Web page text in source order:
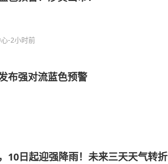
-2小时前
布强对流蓝色预警
10日起迎强降雨！未来三天天气转折